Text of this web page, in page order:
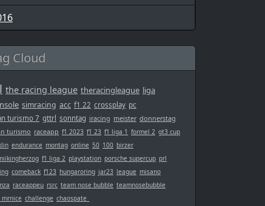
Cloud
the racing league theracingleague liga
simracing acc f1 22 crossplay pc
turismo 7 gttrl sonntag iracing meister donnerstag
turismo raceapp f1 2023 f1 23 f1 liga 1 formel 2 gt3 cup
endurance montag online 50 100 birzer
f1 liga 2 playstation porsche supercup prl
comeback f123 hungaroring jar23 league misano
raceappeu rsrc team nose bubble teamnosebubble
challenge chaospate_